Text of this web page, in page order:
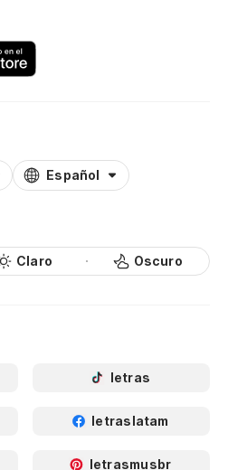
Español
Claro Oscuro
letras
letraslatam
letrasmusbr